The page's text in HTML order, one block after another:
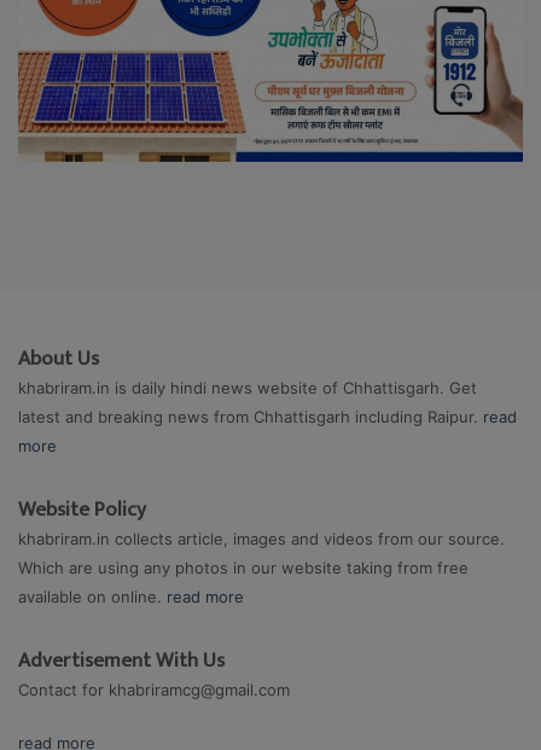
About Us
khabriram.in is daily hindi news website of Chhattisgarh. Get
latest and breaking news from Chhattisgarh including Raipur. read
more
Website Policy
khabriram.in collects article, images and videos from our source.
Which are using any photos in our website taking from free
available on online. read more
Advertisement With Us
Contact for khabriramcg@gmail.com
read more